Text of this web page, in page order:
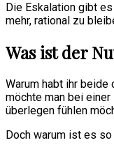
Die Eskalation gibt
mehr, rational zu
Was ist der
Warum habt ihr
möchte man bei
überlegen fühlen
Doch warum ist es